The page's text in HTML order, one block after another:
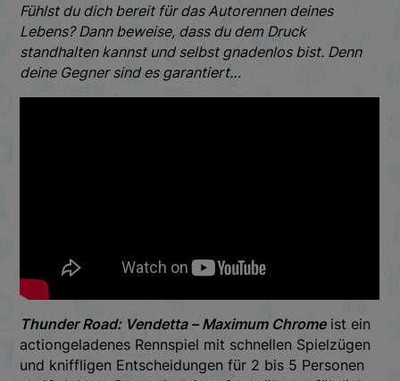
Fühlst du dich bereit für das Autorennen deines
Lebens? Dann beweise, dass du dem Druck
standhalten kannst und selbst gnadenlos bist. Denn
deine Gegner sind es garantiert…
Thunder Road: Vendetta – Maximum Chromeist ein
actiongeladenes Rennspiel mit schnellen Spielzügen
und kniffligen Entscheidungen für 2 bis 5 Personen